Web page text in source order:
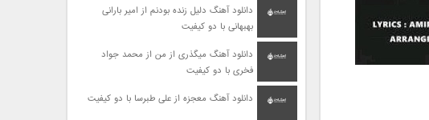
دانلود آهنگ دلیل زنده بودنم از امیر بارانی
بهبهانی با دو کیفیت
دانلود آهنگ میگذری از من از محمد جواد
فخری با دو کیفیت
دانلود آهنگ معجزه از علی طبرسا با دو کیفیت